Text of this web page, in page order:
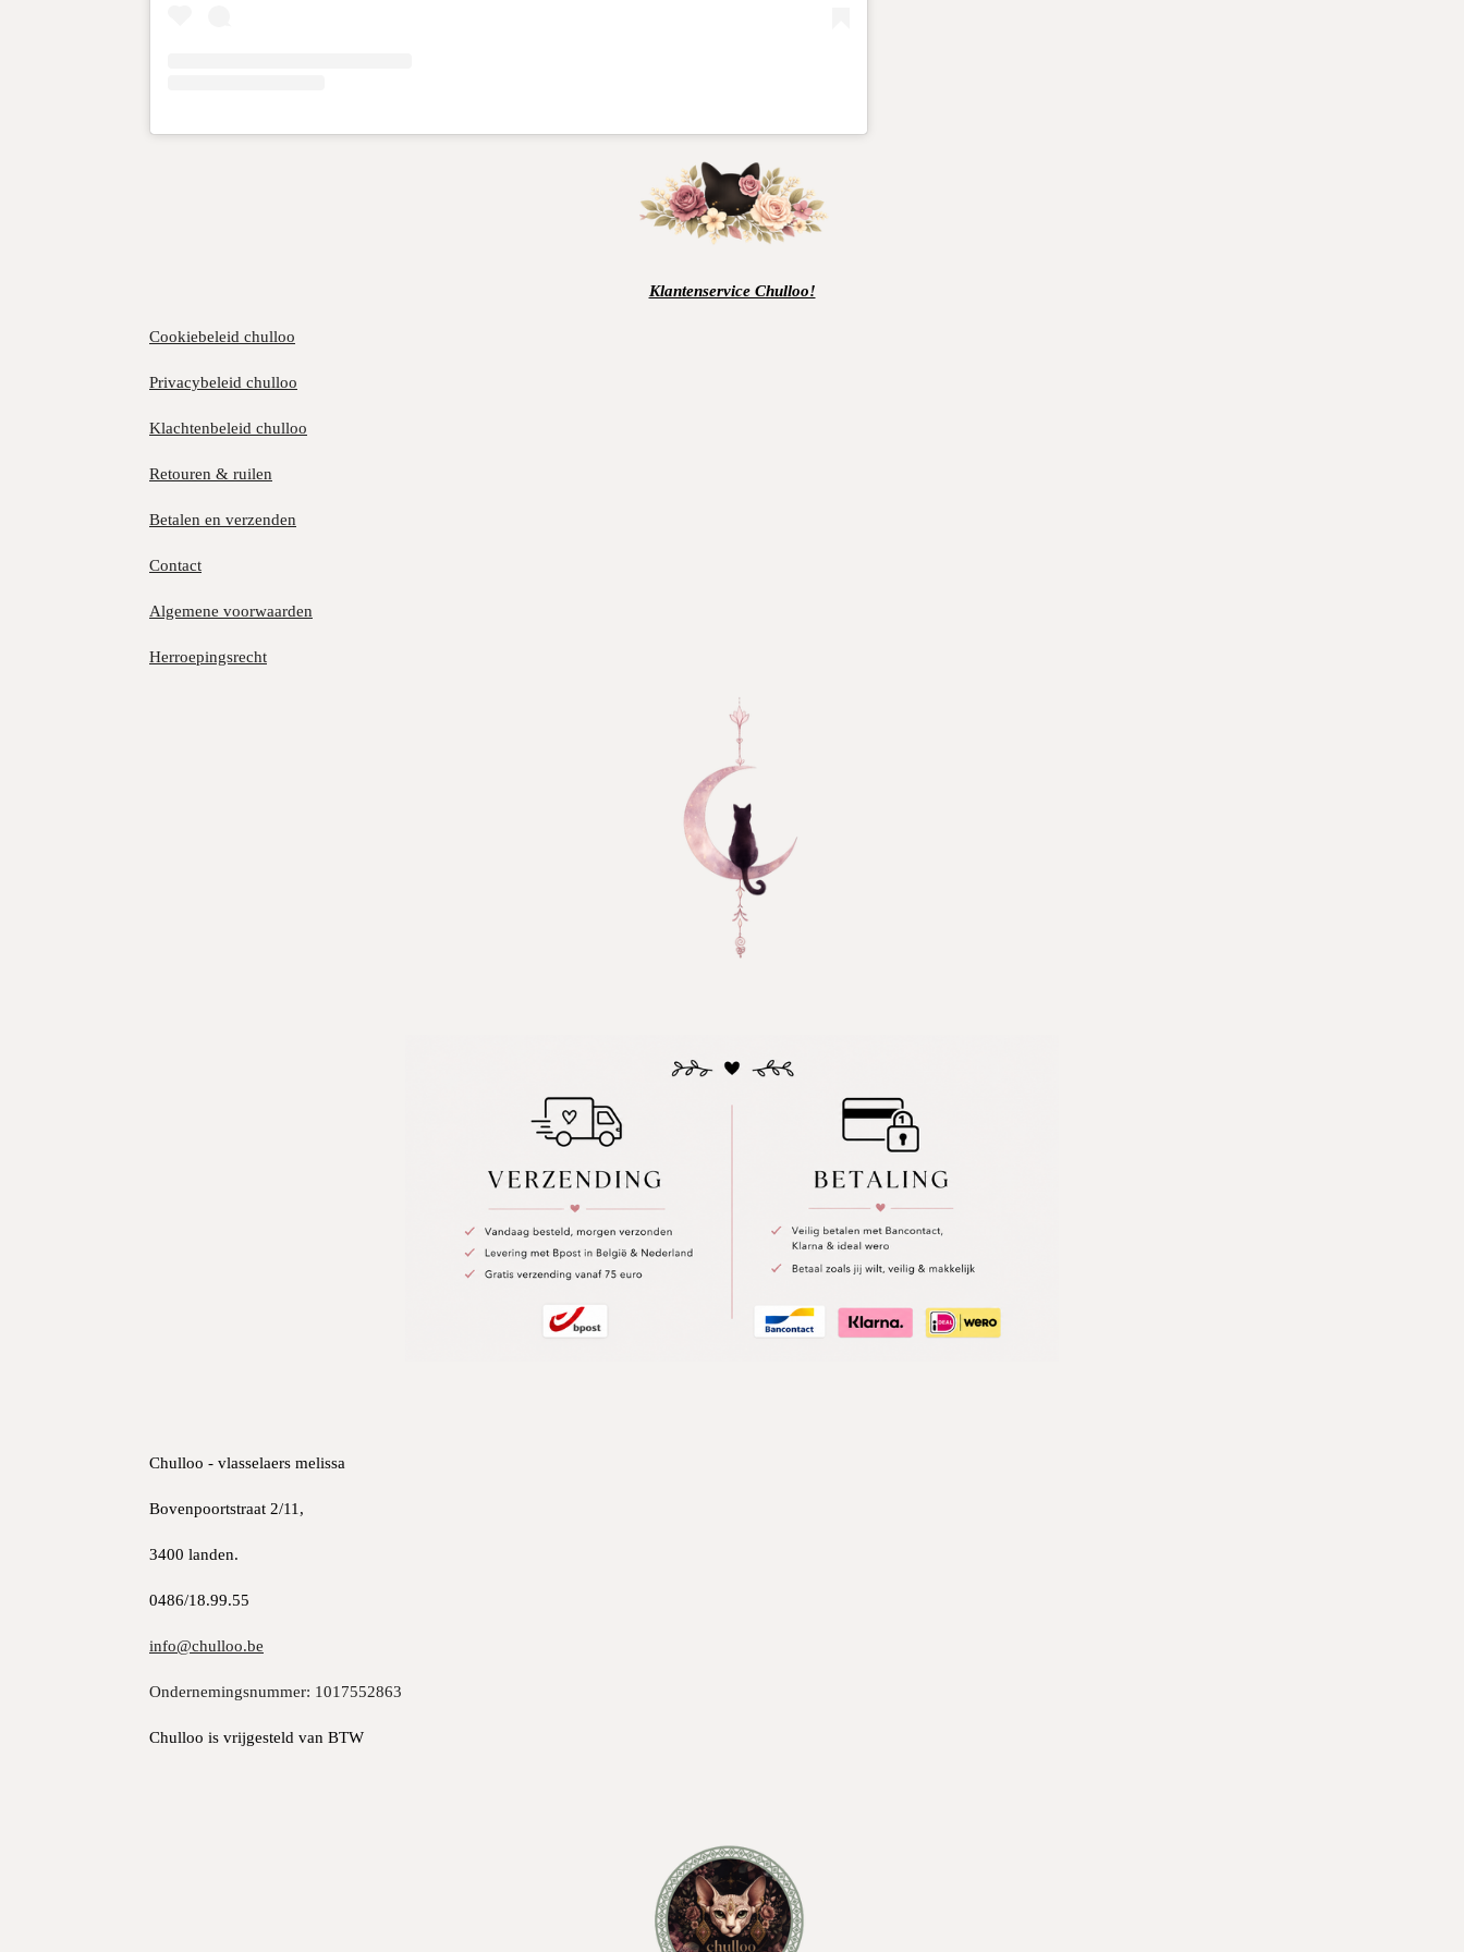
Klantenservice Chulloo!
Cookiebeleid chulloo
Privacybeleid chulloo
Klachtenbeleid chulloo
Retouren & ruilen
Betalen en verzenden
Contact
Algemene voorwaarden
Herroepingsrecht
Chulloo - vlasselaers melissa
Bovenpoortstraat 2/11,
3400 landen.
0486/18.99.55
info@chulloo.be
Ondernemingsnummer: 1017552863
Chulloo is vrijgesteld van BTW